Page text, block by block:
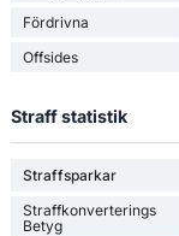
Fördrivna
Offsides
Straff statistik
Straffsparkar
Straffkonverterings
Betyg